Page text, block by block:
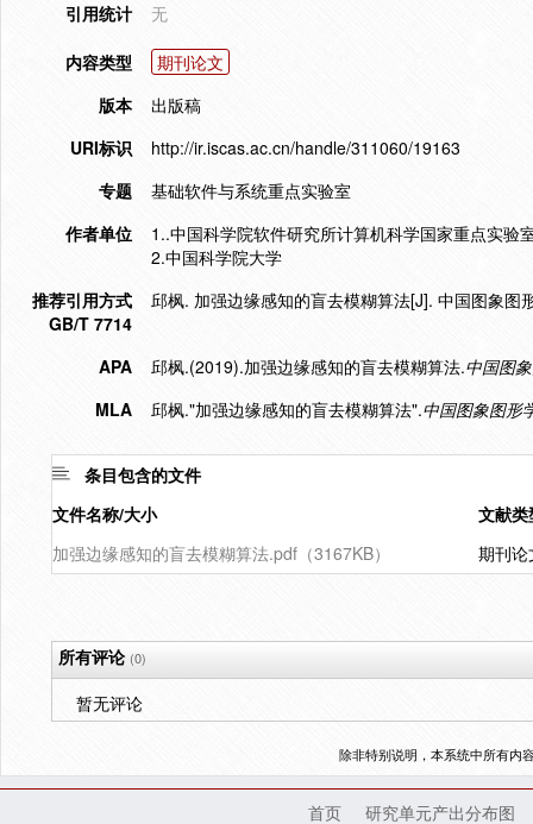
引用统计
无
内容类型
期刊论文
版本
出版稿
URI标识
http://ir.iscas.ac.cn/handle/311060/19163
专题
基础软件与系统重点实验室
作者单位
1..中国科学院软件研究所计算机科学国家重点实验
2.中国科学院大学
推荐引用方式
GB/T 7714
邱枫. 加强边缘感知的盲去模糊算法[J]. 中国图象图
APA 邱枫.(2019).加强边缘感知的盲去模糊算法.中国图
MLA
邱枫."加强边缘感知的盲去模糊算法".中国图象图形
条目包含的文件
文件名称/大小
文献类
加强边缘感知的盲去模糊算法.pdf（3167KB）
期刊论
所有评论(0)
暂无评论
除非特别说明，本系统中所有内
首页 研究单元产出分布图